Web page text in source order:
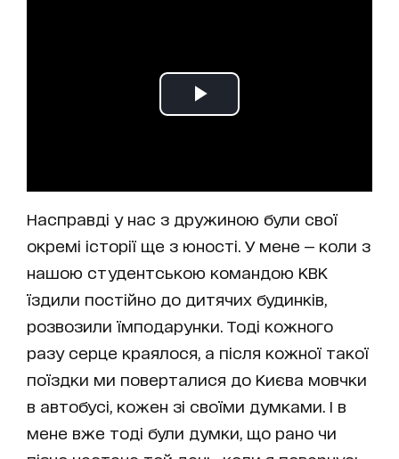
Насправді у нас з дружиною були свої
окремі історії ще з юності. У мене — коли з
нашою студентською командою КВК
їздили постійно до дитячих будинків,
розвозили їмподарунки. Тоді кожного
разу серце краялося, а після кожної такої
поїздки ми поверталися до Києва мовчки
в автобусі, кожен зі своїми думками. І в
мене вже тоді були думки, що рано чи